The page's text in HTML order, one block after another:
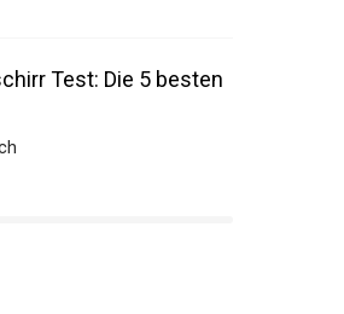
Test: Die 5 besten